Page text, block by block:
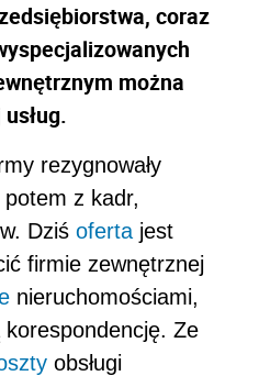
coraz
można
rezygnowały
potem z kadr,
Dziś oferta jest
firmie zewnętrznej
nieruchomościami,
Ze
obsługi